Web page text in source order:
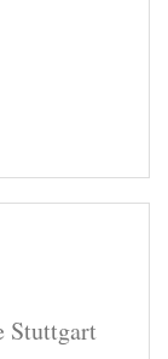
Stuttgart